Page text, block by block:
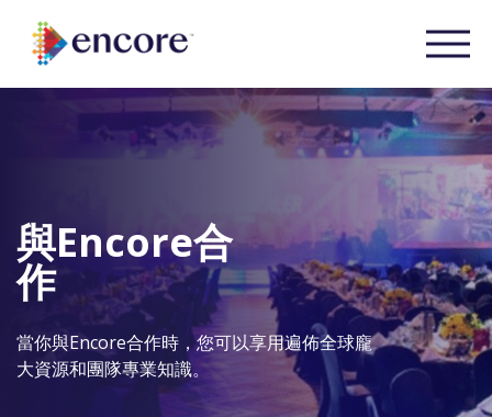
與Encore合
作
當你與Encore合作時，您可以享用遍佈全球龐
大資源和團隊專業知識。